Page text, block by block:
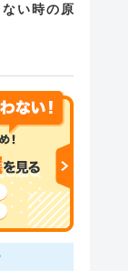
い時の原